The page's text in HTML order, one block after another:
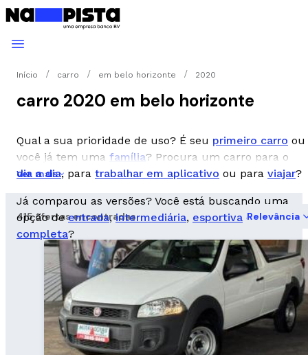
Início carro em belo horizonte 2020
carro 2020 em belo horizonte
Qual a sua prioridade de uso? É seu primeiro carro ou
você já tem uma família? Procura um carro para o
dia a dia, para trabalhar em aplicativo ou para viajar?
Já comparou as versões? Você está buscando uma
opção deentrada,intermediária, esportiva ou
completa?
Ver mais
415 ofertas encontradas Relevância